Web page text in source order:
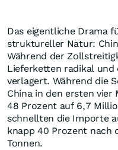
Das eigentliche Drama
struktureller Natur:
Während der
Lieferketten radikal und
verlagert. Während die
China in den ersten vier
48 Prozent auf 6,7
schnellten die Importe
knapp 40 Prozent nach
Tonnen.